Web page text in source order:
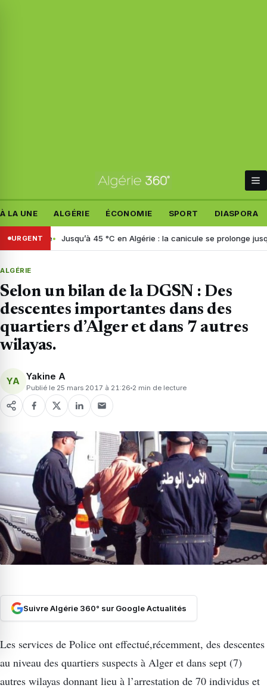
À LA UNE ALGÉRIE ÉCONOMIE SPORT DIASPORA
URGENT
Italie Jusqu’à 45 °C en Algérie : la canicule se prolonge jusqu’à
ALGÉRIE
Selon un bilan de la DGSN : Des
descentes importantes dans des
quartiers d’Alger et dans 7 autres
wilayas.
YA Yakine A
Publié le 25 mars 2017 à 21:26 2 min de lecture
Suivre Algérie 360° sur Google Actualités
Les services de Police ont effectué,récemment, des descentes
au niveau des quartiers suspects à Alger et dans sept (7)
autres wilayas donnant lieu à l’arrestation de 70 individus et